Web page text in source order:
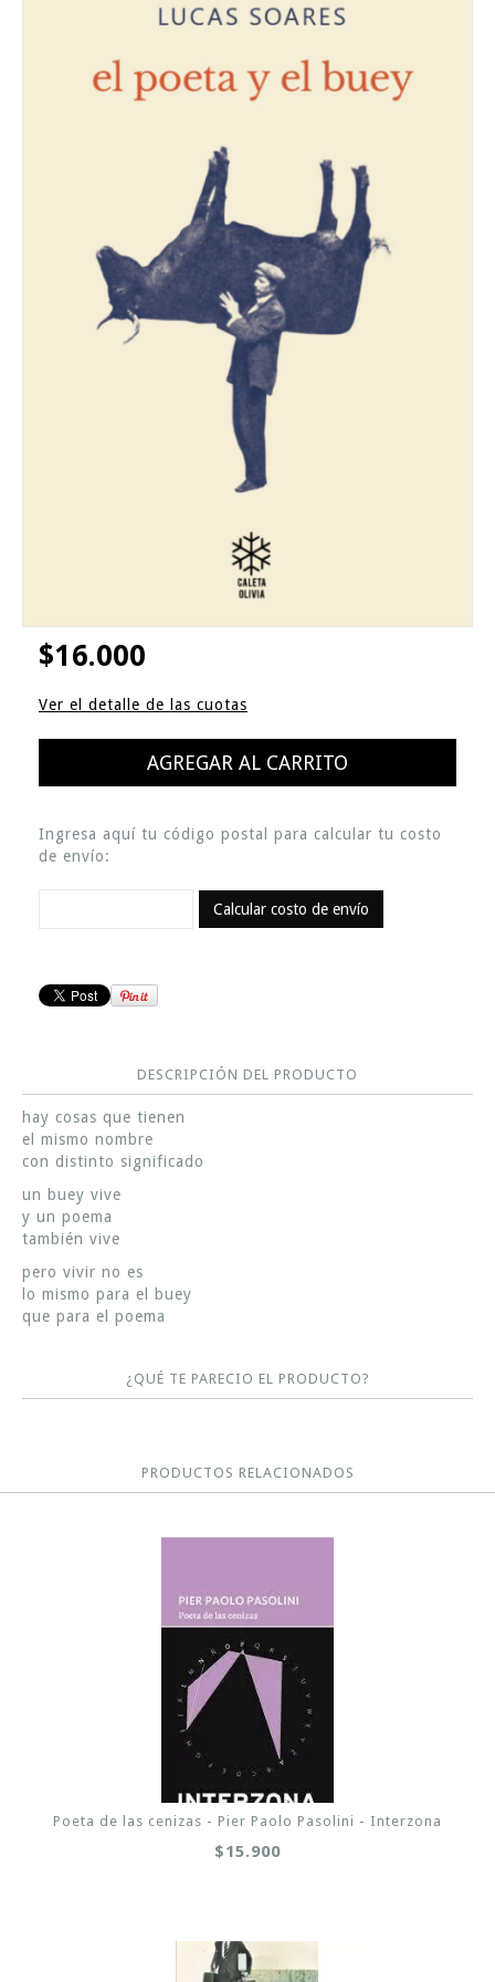
$16.000
Ver el detalle de las cuotas
Ingresa aquí tu código postal para calcular tu costo
de envío:
Calcular costo de envío
DESCRIPCIÓN DEL PRODUCTO
hay cosas que tienen
el mismo nombre
con distinto significado
un buey vive
y un poema
también vive
pero vivir no es
lo mismo para el buey
que para el poema
¿QUÉ TE PARECIO EL PRODUCTO?
PRODUCTOS RELACIONADOS
Poeta de las cenizas - Pier Paolo Pasolini - Interzona
$15.900